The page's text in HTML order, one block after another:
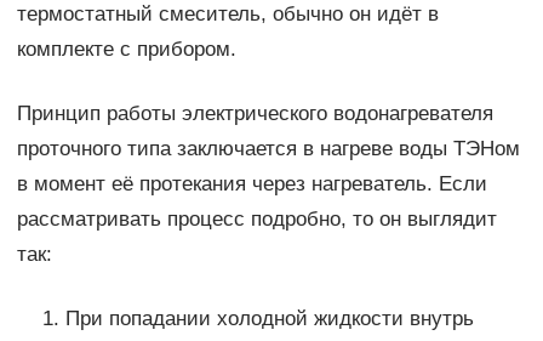
термостатный смеситель, обычно он идёт в
комплекте с прибором.
Принцип работы электрического водонагревателя
проточного типа заключается в нагреве воды ТЭНом
в момент её протекания через нагреватель. Если
рассматривать процесс подробно, то он выглядит
так:
При попадании холодной жидкости внутрь